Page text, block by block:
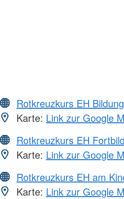
Rotkreuzkurs EH
Karte: Link zur Google
Rotkreuzkurs EH
Karte: Link zur Google
Rotkreuzkurs EH am
Karte: Link zur Google